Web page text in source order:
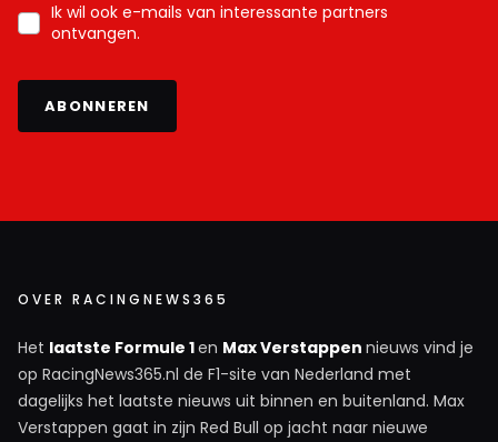
Ik wil ook e-mails van interessante partners
ontvangen.
ABONNEREN
OVER RACINGNEWS365
Het laatste Formule 1en Max Verstappen nieuws vind je
op RacingNews365.nl de F1-site van Nederland met
dagelijks het laatste nieuws uit binnen en buitenland. Max
Verstappen gaat in zijn Red Bull op jacht naar nieuwe